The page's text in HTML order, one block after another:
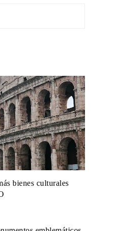
bienes culturales